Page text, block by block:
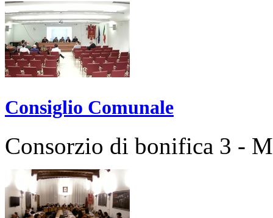
Consiglio Comunale
Consorzio di bonifica 3 -